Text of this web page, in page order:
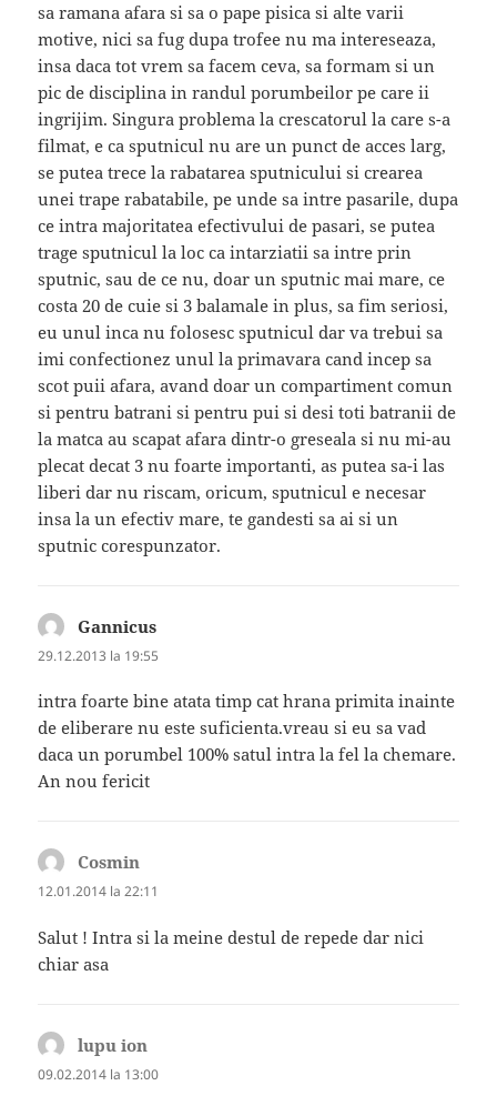
sa ramana afara si sa o pape pisica si alte varii
motive, nici sa fug dupa trofee nu ma intereseaza,
insa daca tot vrem sa facem ceva, sa formam si un
pic de disciplina in randul porumbeilor pe care ii
ingrijim. Singura problema la crescatorul la care s-a
filmat, e ca sputnicul nu are un punct de acces larg,
se putea trece la rabatarea sputnicului si crearea
unei trape rabatabile, pe unde sa intre pasarile, dupa
ce intra majoritatea efectivului de pasari, se putea
trage sputnicul la loc ca intarziatii sa intre prin
sputnic, sau de ce nu, doar un sputnic mai mare, ce
costa 20 de cuie si 3 balamale in plus, sa fim seriosi,
eu unul inca nu folosesc sputnicul dar va trebui sa
imi confectionez unul la primavara cand incep sa
scot puii afara, avand doar un compartiment comun
si pentru batrani si pentru pui si desi toti batranii de
la matca au scapat afara dintr-o greseala si nu mi-au
plecat decat 3 nu foarte importanti, as putea sa-i las
liberi dar nu riscam, oricum, sputnicul e necesar
insa la un efectiv mare, te gandesti sa ai si un
sputnic corespunzator.
Gannicus
29.12.2013 la 19:55
intra foarte bine atata timp cat hrana primita inainte
de eliberare nu este suficienta.vreau si eu sa vad
daca un porumbel 100% satul intra la fel la chemare.
An nou fericit
Cosmin
12.01.2014 la 22:11
Salut ! Intra si la meine destul de repede dar nici
chiar asa
lupu ion
09.02.2014 la 13:00